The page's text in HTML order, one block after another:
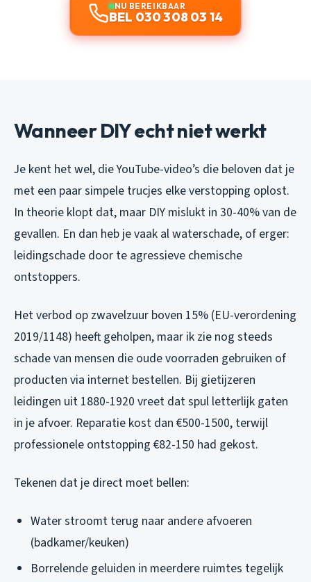
NU BEREIKBAAR
BEL 030 308 03 14
Wanneer DIY echt niet werkt
Je kent het wel, die YouTube-video’s die beloven dat je
met een paar simpele trucjes elke verstopping oplost.
In theorie klopt dat, maar DIY mislukt in 30-40% van de
gevallen. En dan heb je vaak al waterschade, of erger:
leidingschade door te agressieve chemische
ontstoppers.
Het verbod op zwavelzuur boven 15% (EU-verordening
2019/1148) heeft geholpen, maar ik zie nog steeds
schade van mensen die oude voorraden gebruiken of
producten via internet bestellen. Bij gietijzeren
leidingen uit 1880-1920 vreet dat spul letterlijk gaten
in je afvoer. Reparatie kost dan €500-1500, terwijl
professionele ontstopping €82-150 had gekost.
Tekenen dat je direct moet bellen:
Water stroomt terug naar andere afvoeren
(badkamer/keuken)
Borrelende geluiden in meerdere ruimtes tegelijk